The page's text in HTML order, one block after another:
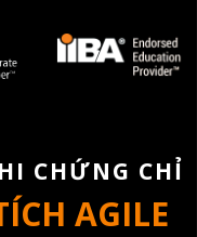
CHỨNG CHỈ
AGILE